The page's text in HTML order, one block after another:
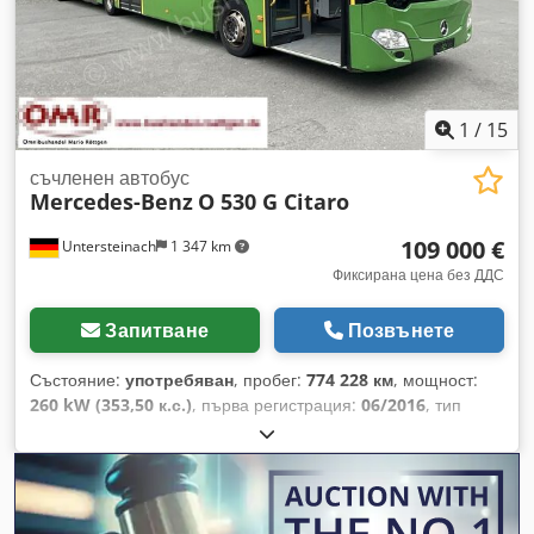
действителното състояние на автомобила. Постоянно
предлагаме над 300 автомобила. = Допълнителна
информация = Обем на двигателя: 10 677 куб. см Марка на
двигателя: Mercedes Benz Crodpfx Aney Hu Ayegsf
1 / 15
Untersteinach 1 347 km
съчленен автобус
Mercedes-Benz O 530 G Citaro
109 000 €
Фиксирана цена без ДДС
Запитване Позвънете
Състояние: употребяван, пробег: 774 228 км, мощност:
260 kW (353,50 к.с.), първа регистрация: 06/2016, тип
, тип на предаване:
емисии:Евро 6, цвят:зелен, спирачки:ретардер, обща
дължина:18 130 мм, обща ширина:3 350 мм
, обща
височина:2 550 мм , Година на производство:2016,